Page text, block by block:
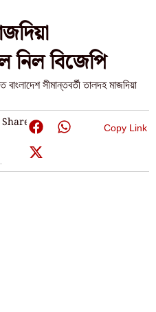
নিল বিজেপি
বাংলাদেশ সীমান্তবর্তী তালদহ মাজদিয়া
Share: Copy Link